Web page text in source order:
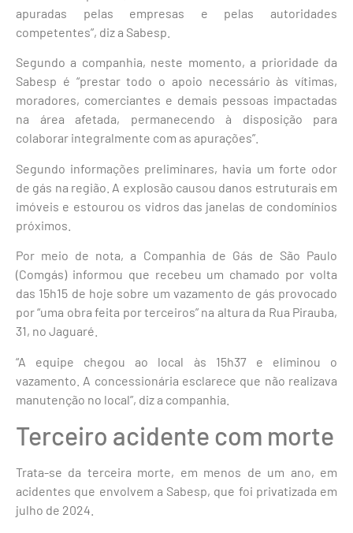
apuradas pelas empresas e pelas autoridades
competentes”, diz a Sabesp.
Segundo a companhia, neste momento, a prioridade da
Sabesp é “prestar todo o apoio necessário às vítimas,
moradores, comerciantes e demais pessoas impactadas
na área afetada, permanecendo à disposição para
colaborar integralmente com as apurações”.
Segundo informações preliminares, havia um forte odor
de gás na região. A explosão causou danos estruturais em
imóveis e estourou os vidros das janelas de condomínios
próximos.
Por meio de nota, a Companhia de Gás de São Paulo
(Comgás) informou que recebeu um chamado por volta
das 15h15 de hoje sobre um vazamento de gás provocado
por “uma obra feita por terceiros” na altura da Rua Pirauba,
31, no Jaguaré.
“A equipe chegou ao local às 15h37 e eliminou o
vazamento. A concessionária esclarece que não realizava
manutenção no local”, diz a companhia.
Terceiro acidente com morte
Trata-se da terceira morte, em menos de um ano, em
acidentes que envolvem a Sabesp, que foi privatizada em
julho de 2024.